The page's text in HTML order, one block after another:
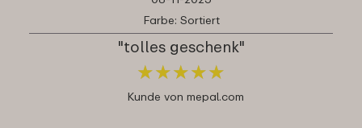
Farbe: Sortiert
"tolles geschenk"
★★★★★
★★★★★
Kunde von mepal.com